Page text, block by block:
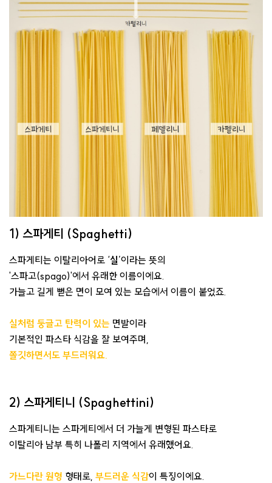
1) 스파게티 (Spaghetti)
스파게티는 이탈리아어로 ‘실’이라는 뜻의
'스파고(spago)'에서 유래한 이름이에요.
가늘고 길게 뻗은 면이 모여 있는 모습에서 이름이 붙었죠.
실처럼 둥글고 탄력이 있는 면발이라
기본적인 파스타 식감을 잘 보여주며,
쫄깃하면서도 부드러워요.
2) 스파게티니 (Spaghettini)
스파게티니는 스파게티에서 더 가늘게 변형된 파스타로
이탈리아 남부 특히 나폴리 지역에서 유래했어요.
가느다란 원형 형태로, 부드러운 식감이 특징이에요.